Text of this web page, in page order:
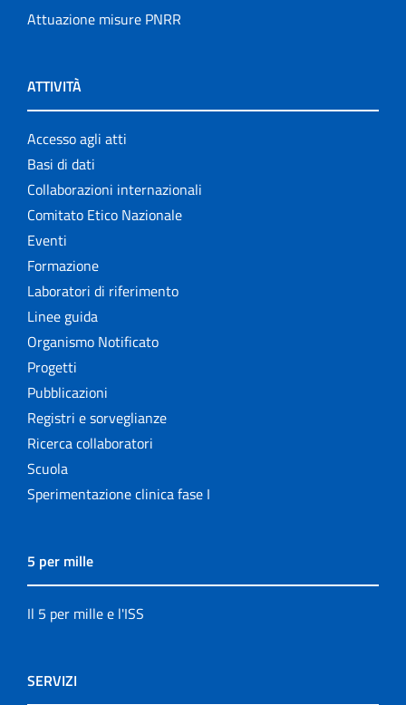
Attuazione misure PNRR
ATTIVITÀ
Accesso agli atti
Basi di dati
Collaborazioni internazionali
Comitato Etico Nazionale
Eventi
Formazione
Laboratori di riferimento
Linee guida
Organismo Notificato
Progetti
Pubblicazioni
Registri e sorveglianze
Ricerca collaboratori
Scuola
Sperimentazione clinica fase I
5 per mille
Il 5 per mille e l'ISS
SERVIZI